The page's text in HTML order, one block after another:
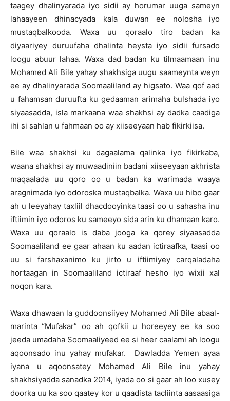
taagey dhalinyarada iyo sidii ay horumar uuga sameyn
lahaayeen dhinacyada kala duwan ee nolosha iyo
mustaqbalkooda. Waxa uu qoraalo tiro badan ka
diyaariyey duruufaha dhalinta heysta iyo sidii fursado
loogu abuur lahaa. Waxa dad badan ku tilmaamaan inu
Mohamed Ali Bile yahay shakhsiga uugu saameynta weyn
ee ay dhalinyarada Soomaaliland ay higsato. Waa qof aad
u fahamsan duruufta ku gedaaman arimaha bulshada iyo
siyaasadda, isla markaana waa shakhsi ay dadka caadiga
ihi si sahlan u fahmaan oo ay xiiseeyaan hab fikirkiisa.
Bile waa shakhsi ku dagaalama qalinka iyo fikirkaba,
waana shakhsi ay muwaadiniin badani xiiseeyaan akhrista
maqaalada uu qoro oo u badan ka warimada waaya
aragnimada iyo odoroska mustaqbalka. Waxa uu hibo gaar
ah u leeyahay taxliil dhacdooyinka taasi oo u sahasha inu
iftiimin iyo odoros ku sameeyo sida arin ku dhamaan karo.
Waxa uu qoraalo is daba jooga ka qorey siyaasadda
Soomaaliland ee gaar ahaan ku aadan ictiraafka, taasi oo
uu si farshaxanimo ku jirto u iftiimiyey carqaladaha
hortaagan in Soomaaliland ictiraaf hesho iyo wixii xal
noqon kara.
Waxa dhawaan la guddoonsiiyey Mohamed Ali Bile abaal-
marinta “Mufakar” oo ah qofkii u horeeyey ee ka soo
jeeda umadaha Soomaaliyeed ee si heer caalami ah loogu
aqoonsado inu yahay mufakar. Dawladda Yemen ayaa
iyana u aqoonsatey Mohamed Ali Bile inu yahay
shakhsiyadda sanadka 2014, iyada oo si gaar ah loo xusey
doorka uu ka soo qaatey kor u qaadista tacliinta aasaasiga